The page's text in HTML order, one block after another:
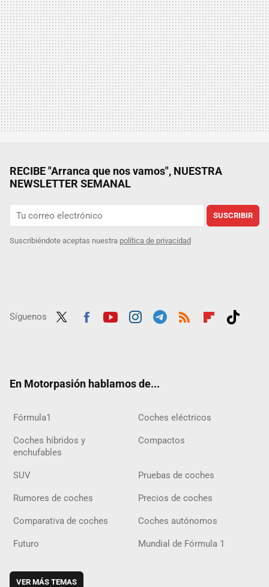
RECIBE "Arranca que nos vamos", NUESTRA
NEWSLETTER SEMANAL
SUSCRIBIR
Suscribiéndote aceptas nuestra política de privacidad
Síguenos
En Motorpasión hablamos de...
Fórmula1 Coches eléctricos
Coches híbridos y
enchufables
Compactos
SUV Pruebas de coches
Rumores de coches Precios de coches
Comparativa de coches Coches autónomos
Futuro Mundial de Fórmula 1
VER MÁS TEMAS